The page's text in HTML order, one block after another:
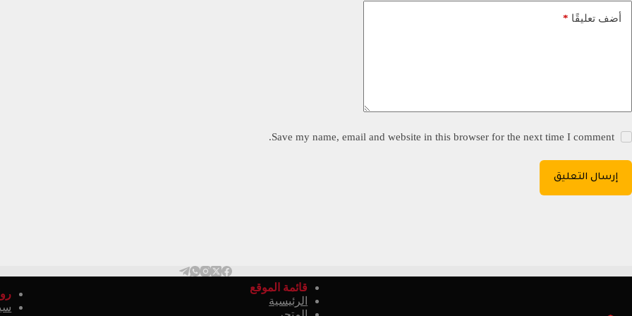
أضف تعليقًا *
Save my name, email and website in this browser for the next time I comment.
إرسال التعليق
قائمة الموقع
الرئيسية